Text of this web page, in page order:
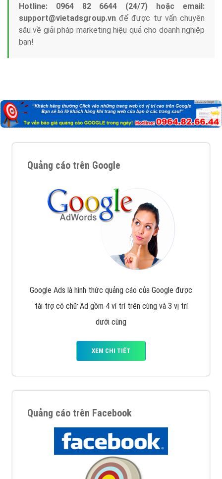
Hotline: 0964 82 6644 (24/7) hoặc email:
support@vietadsgroup.vn để được tư vấn chuyên
sâu về giải pháp marketing hiệu quả cho doanh nghiệp
bạn!
Quảng cáo trên Google
Google Ads là hình thức quảng cáo của Google được
tài trợ có chữ Ad gồm 4 ví trí trên cùng và 3 vị trí
dưới cùng
XEM CHI TIẾT
Quảng cáo trên Facebook